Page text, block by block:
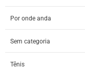
Por onde anda
Sem categoria
Tênis